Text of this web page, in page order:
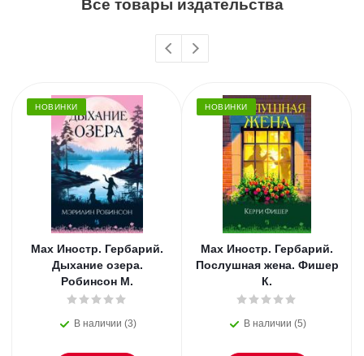
Все товары издательства
НОВИНКИ
Мах Иностр. Гербарий.
Дыхание озера.
Робинсон М.
В наличии (3)
НОВИНКИ
Мах Иностр. Гербарий.
Послушная жена. Фишер
К.
В наличии (5)